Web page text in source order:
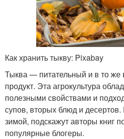
Как хранить тыкву: Pixabay
Тыква — питательный и в то же
продукт. Эта агрокультура
полезными свойствами и
супов, вторых блюд и десертов.
зимой, подскажут авторы книг
популярные блогеры.